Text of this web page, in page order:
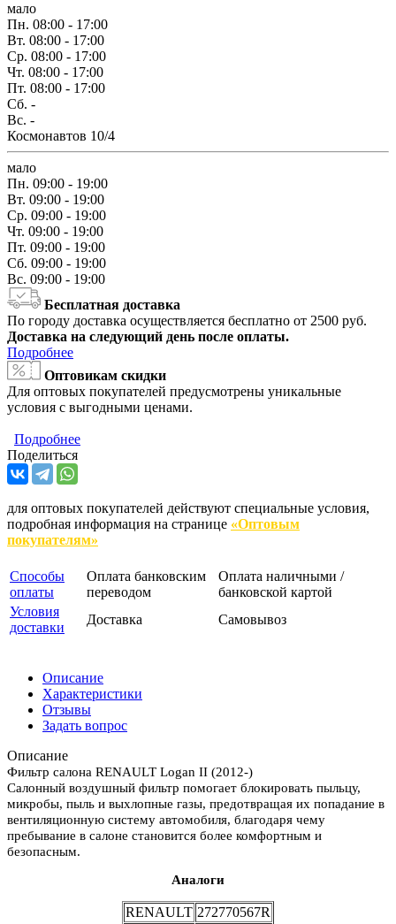
мало
Пн. 08:00 - 17:00
Вт. 08:00 - 17:00
Ср. 08:00 - 17:00
Чт. 08:00 - 17:00
Пт. 08:00 - 17:00
Сб. -
Вс. -
Космонавтов 10/4
мало
Пн. 09:00 - 19:00
Вт. 09:00 - 19:00
Ср. 09:00 - 19:00
Чт. 09:00 - 19:00
Пт. 09:00 - 19:00
Сб. 09:00 - 19:00
Вс. 09:00 - 19:00
Бесплатная доставка
По городу доставка осуществляется бесплатно от 2500 руб.
Доставка на следующий день после оплаты.
Подробнее
Оптовикам скидки
Для оптовых покупателей предусмотрены уникальные
условия с выгодными ценами.
Подробнее
Поделиться
для оптовых покупателей действуют специальные условия,
подробная информация на странице «Оптовым
покупателям»
Способы
оплаты
Оплата банковским
переводом
Оплата наличными /
банковской картой
Условия
доставки
Доставка Самовывоз
Описание
Характеристики
Отзывы
Задать вопрос
Описание
Фильтр салона RENAULT Logan II (2012-)
Салонный воздушный фильтр помогает блокировать пыльцу,
микробы, пыль и выхлопные газы, предотвращая их попадание в
вентиляционную систему автомобиля, благодаря чему
пребывание в салоне становится более комфортным и
безопасным.
Аналоги
RENAULT 272770567R